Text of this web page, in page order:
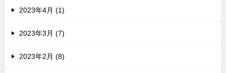
2023年4月 (1)
2023年3月 (7)
2023年2月 (8)